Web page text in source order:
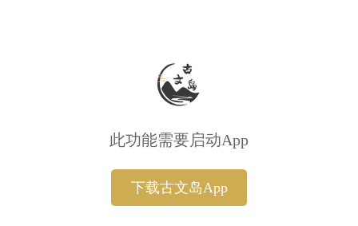
此功能需要启动App
下载古文岛App